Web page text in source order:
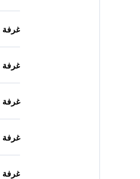
غرفة
غرفة
غرفة
غرفة
غرفة